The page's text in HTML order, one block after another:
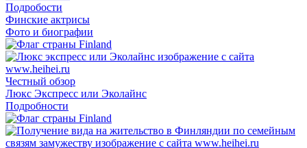
Подробости
Финские актрисы
Фото и биографии
Честный обзор
Люкс Экспресс или Эколайнс
Подробности